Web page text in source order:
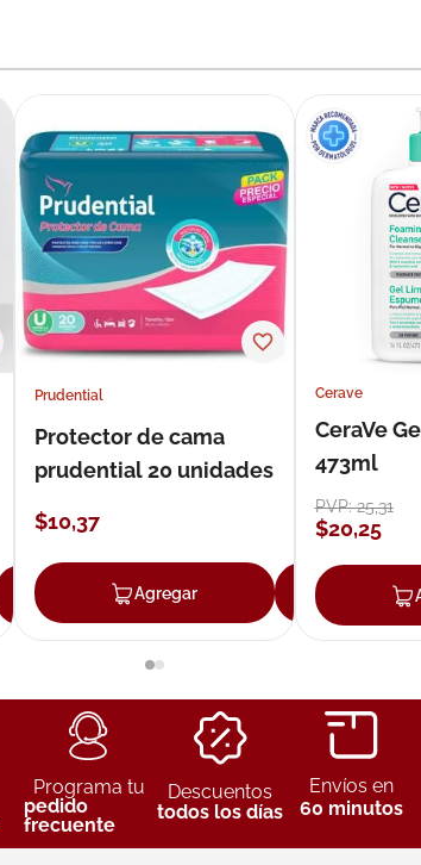
Agregar
Prudential
Protector de cama
prudential 20 unidades
$10,37
Agregar
Cerave
CeraVe
473ml
PVP:25,31
$20,25
Programa tu
pedido
frecuente
Descuentos
todos los días
Envíos en
60 minutos